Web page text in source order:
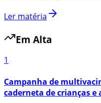
Ler matéria
Em Alta
1
Campanha de
caderneta de crianças e